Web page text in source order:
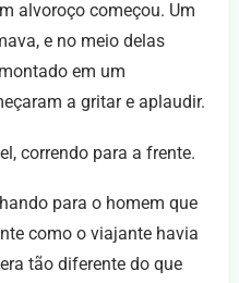
alvoroço começou. Um
e no meio delas
em um
a gritar e aplaudir.
correndo para a frente.
para o homem que
como o viajante havia
tão diferente do que